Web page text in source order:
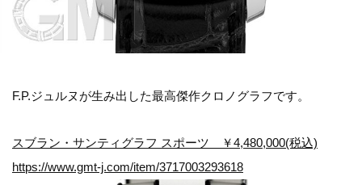
F.P.ジュルヌが生み出した最高傑作クロノグラフです。
スブラン・サンティグラフ スポーツ ￥4,480,000(税込)
https://www.gmt-j.com/item/3717003293618